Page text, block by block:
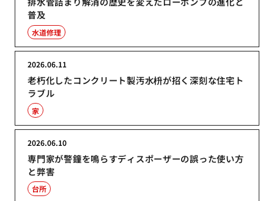
普及
水道修理
老朽化したコンクリート製汚水枡が招く深刻な住宅ト
ラブル
2026.06.11
家
専門家が警鐘を鳴らすディスポーザーの誤った使い方
と弊害
2026.06.10
台所